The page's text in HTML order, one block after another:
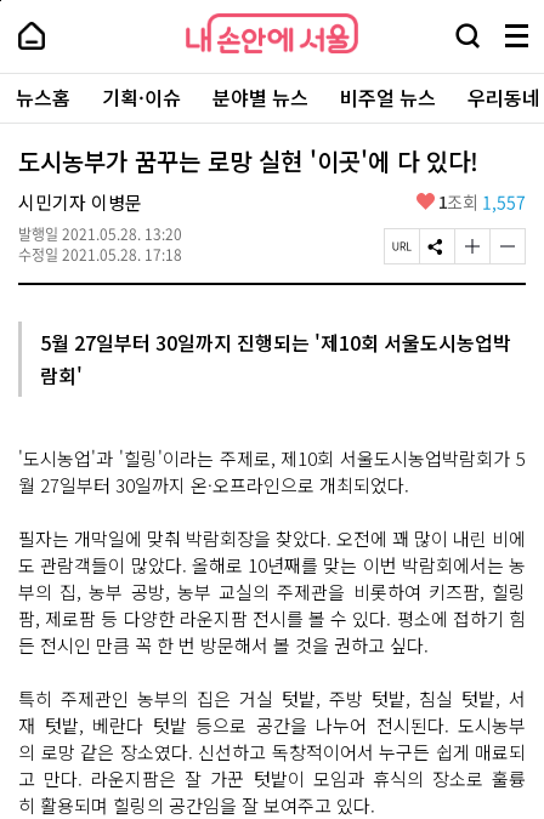
본
로
가
내
손
안
에
서
울
-
서
울
시
대
표
소
포
내
손
에
울
검
창
열
기
메
뉴
전
체
보
주
요
서
뉴스홈 기획·이슈 분야별 뉴스 비주얼 뉴스 우리동
도시농부가 꿈꾸는 로망 실현 '이곳'에 다 있다!
시민기자 이병문
발행일 2021.05.28. 13:20
수정일 2021.05.28. 17:18
좋
요
1조회 1,557
페
이
R
L
S
N
유
하
글
자
크
게
글
자
작
게
5월 27일부터 30일까지 진행되는 '제10회 서울도시농업박
람회'
'도시농업'과 '힐링'이라는 주제로, 제10회 서울도시농업박람회가 5
월 27일부터 30일까지 온·오프라인으로 개최되었다.
필자는 개막일에 맞춰 박람회장을 찾았다. 오전에 꽤 많이 내린 비에
도 관람객들이 많았다. 올해로 10년째를 맞는 이번 박람회에서는 농
부의 집, 농부 공방, 농부 교실의 주제관을 비롯하여 키즈팜, 힐링
팜, 제로팜 등 다양한 라운지팜 전시를 볼 수 있다. 평소에 접하기 힘
든 전시인 만큼 꼭 한 번 방문해서 볼 것을 권하고 싶다.
특히 주제관인 농부의 집은 거실 텃밭, 주방 텃밭, 침실 텃밭, 서
재 텃밭, 베란다 텃밭 등으로 공간을 나누어 전시된다. 도시농부
의 로망 같은 장소였다. 신선하고 독창적이어서 누구든 쉽게 매료되
고 만다. 라운지팜은 잘 가꾼 텃밭이 모임과 휴식의 장소로 훌륭
히 활용되며 힐링의 공간임을 잘 보여주고 있다.
페
상
단
로